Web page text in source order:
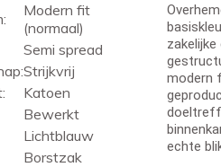
Modern fit
(normaal)
Semi spread
Strijkvrij
Katoen
Bewerkt
Lichtblauw
Borstzak
zakelijke
modern
echte